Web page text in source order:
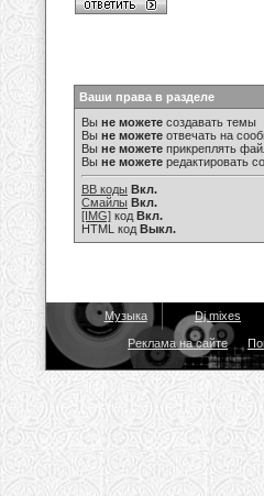
Ваши права в разделе
Вы не можете создавать темы
Вы не можете отвечать на
Вы не можете прикреплять
Вы не можете редактировать
BB коды Вкл.
Смайлы Вкл.
[IMG] код Вкл.
HTML код Выкл.
Музыка Dj mixes
Реклама на сайте